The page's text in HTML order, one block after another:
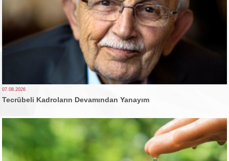
07.08.2026
Tecrübeli Kadroların Devamından Yanayım